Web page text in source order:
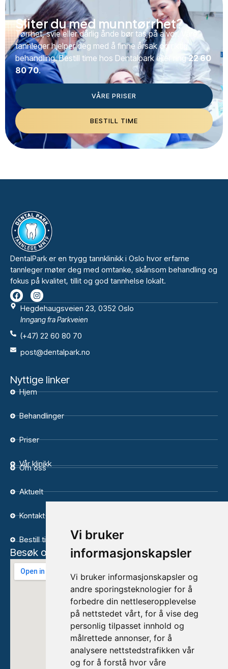
Vi bruker
informasjonskapsler
Vi bruker informasjonskapsler og
andre sporingsteknologier for å
forbedre din nettleseropplevelse
på nettstedet vårt, for å vise deg
personlig tilpasset innhold og
målrettede annonser, for å
analysere nettstedstrafikken vår
og for å forstå hvor våre
Sliter du med munntørrhet?
Tørrhet, svie eller dårlig ånde bør tas på alvor. Våre
tannleger hjelper deg med å finne årsak og riktig
behandling. Bestill time hos Dentalpark eller ring22 60
80 70.
VÅRE PRISER
BESTILL TIME
DentalPark er en trygg tannklinikk i Oslo hvor erfarne
tannleger møter deg med omtanke, skånsom behandling og
fokus på kvalitet, tillit og god tannhelse lokalt.
Hegdehaugsveien 23, 0352 Oslo
Inngang fra Parkveien
(+47) 22 60 80 70
post@dentalpark.no
Nyttige linker
Hjem
Behandlinger
Priser
Vår klinikk
Om oss
Aktuelt
Kontakt
Bestill time
Besøk oss